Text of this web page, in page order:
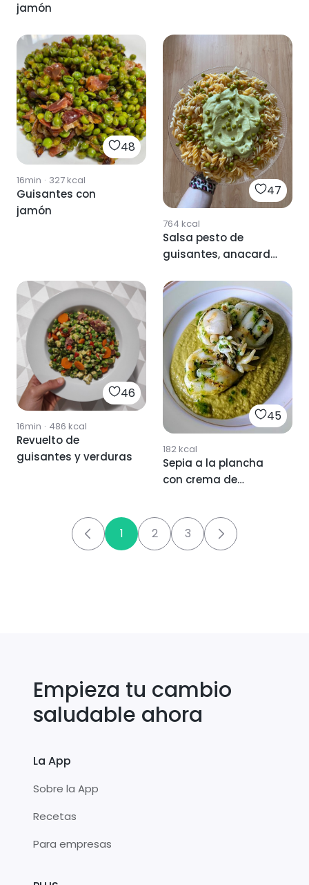
jamón
48
16min · 327kcal
Guisantes con
jamón
47
764 kcal
Salsa pesto de
guisantes, anacardo
46
16min · 486 kcal
Revuelto de
guisantes y verduras
45
182kcal
Sepia a la plancha
con crema de
1 2 3
Empieza tu cambio
saludable ahora
La App
Sobre la App
Recetas
Para empresas